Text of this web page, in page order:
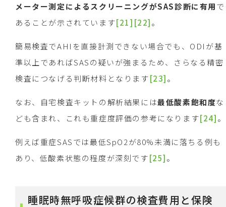
メーター測定によるスクリーニングがSAS診断に有用で
あることが示されています[21] [22]。
簡易検査でAHIを直接計測できない場合でも、ODIが基
準以上であればSASの疑いが強まるため、さらなる精密
検査につなげる判断材料となります[23]。
なお、自宅検査キットの解析結果には最低酸素飽和度な
ども含まれ、これも重症度評価の参考になります[24]。
例えば重症SASでは最低SpO2が80%未満に落ちる例も
あり、低酸素状態の程度が深刻です[25]。
睡眠時無呼吸症候群の検査費用と保険